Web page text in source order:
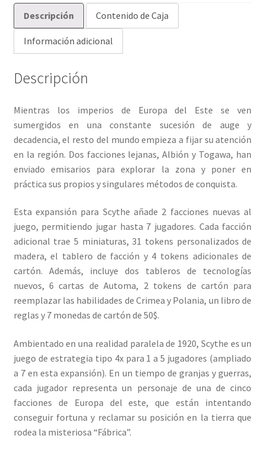
Descripción Contenido de Caja
Información adicional
Descripción
Mientras los imperios de Europa del Este se ven
sumergidos en una constante sucesión de auge y
decadencia, el resto del mundo empieza a fijar su atención
en la región. Dos facciones lejanas, Albión y Togawa, han
enviado emisarios para explorar la zona y poner en
práctica sus propios y singulares métodos de conquista.
Esta expansión para Scythe añade 2 facciones nuevas al
juego, permitiendo jugar hasta 7 jugadores. Cada facción
adicional trae 5 miniaturas, 31 tokens personalizados de
madera, el tablero de facción y 4 tokens adicionales de
cartón. Además, incluye dos tableros de tecnologías
nuevos, 6 cartas de Automa, 2 tokens de cartón para
reemplazar las habilidades de Crimea y Polania, un libro de
reglas y 7 monedas de cartón de 50$.
Ambientado en una realidad paralela de 1920, Scythe es un
juego de estrategia tipo 4x para 1 a 5 jugadores (ampliado
a 7 en esta expansión). En un tiempo de granjas y guerras,
cada jugador representa un personaje de una de cinco
facciones de Europa del este, que están intentando
conseguir fortuna y reclamar su posición en la tierra que
rodea la misteriosa “Fábrica”.